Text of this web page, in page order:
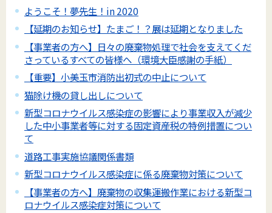
ようこそ！夢先生！in 2020
【延期のお知らせ】たまご！？展は延期となりました
【事業者の方へ】日々の廃棄物処理で社会を支えてくだ
さっているすべての皆様へ（環境大臣感謝の手紙）
【重要】小美玉市消防出初式の中止について
猫除け機の貸し出しについて
新型コロナウイルス感染症の影響により事業収入が減少
した中小事業者等に対する固定資産税の特例措置につい
て
道路工事実施協議関係書類
新型コロナウイルス感染症に係る廃棄物対策について
【事業者の方へ】廃棄物の収集運搬作業における新型コ
ロナウイルス感染症対策について